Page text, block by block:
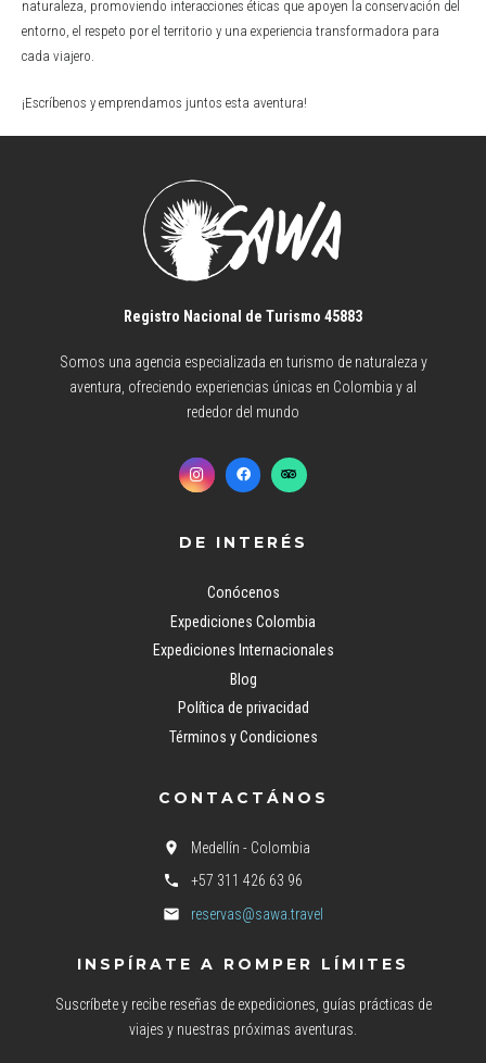
naturaleza, promoviendo interacciones éticas que apoyen la conservación del
entorno, el respeto por el territorio y una experiencia transformadora para
cada viajero.
¡Escríbenos y emprendamos juntos esta aventura!
Registro Nacional de Turismo 45883
Somos una agencia especializada en turismo de naturaleza y
aventura, ofreciendo experiencias únicas en Colombia y al
rededor del mundo
DE INTERÉS
Conócenos
Expediciones Colombia
Expediciones Internacionales
Blog
Política de privacidad
Términos y Condiciones
CONTACTÁNOS
Medellín - Colombia
+57 311 426 63 96
reservas@sawa.travel
INSPÍRATE A ROMPER LÍMITES
Suscríbete y recibe reseñas de expediciones, guías prácticas de
viajes y nuestras próximas aventuras.